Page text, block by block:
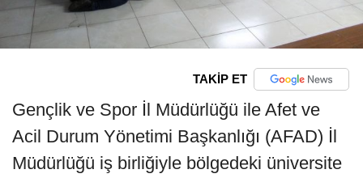
TAKİP ET
Gençlik ve Spor İl Müdürlüğü ile Afet ve
Acil Durum Yönetimi Başkanlığı (AFAD) İl
Müdürlüğü iş birliğiyle bölgedeki üniversite